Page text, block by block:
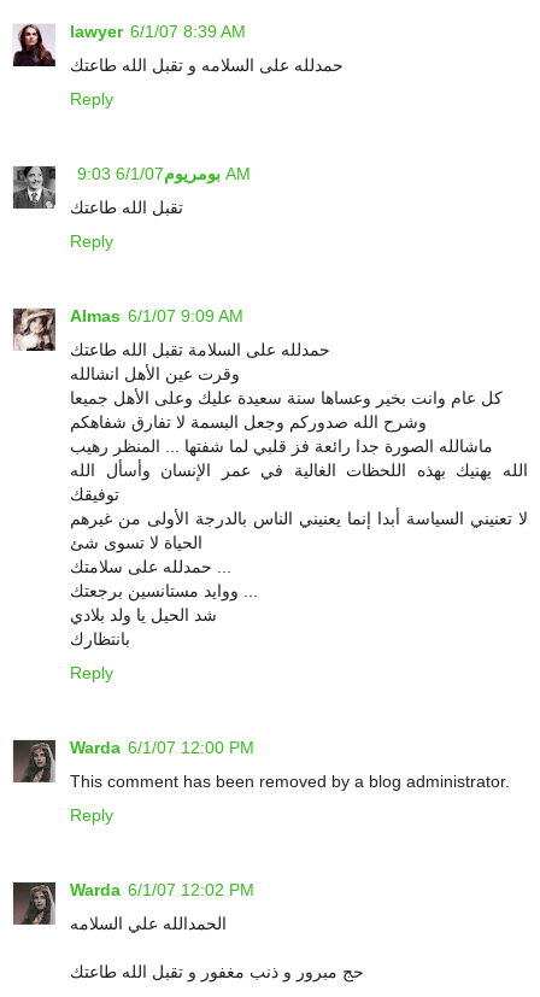
lawyer 6/1/07 8:39 AM
حمدلله على السلامه و تقبل الله طاعتك
Reply
بومريوم 6/1/07 9:03 AM
تقبل الله طاعتك
Reply
Almas 6/1/07 9:09 AM
حمدلله على السلامة تقبل الله طاعتك
وقرت عين الأهل انشالله
كل عام وانت بخير وعساها سنة سعيدة عليك وعلى الأهل جميعا
وشرح الله صدوركم وجعل البسمة لا تفارق شفاهكم
ماشالله الصورة جدا رائعة فز قلبي لما شفتها ... المنظر رهيب
الله يهنيك بهذه اللحظات الغالية في عمر الإنسان وأسأل الله
توفيقك
لا تعنيني السياسة أبدا إنما يعنيني الناس بالدرجة الأولى من غيرهم
الحياة لا تسوى شئ
شد الحيل يا ولد بلادي
بانتظارك
Reply
Warda 6/1/07 12:00 PM
This comment has been removed by a blog administrator.
Reply
Warda 6/1/07 12:02 PM
الحمدالله علي السلامه
حج مبرور و ذنب مغفور و تقبل الله طاعتك